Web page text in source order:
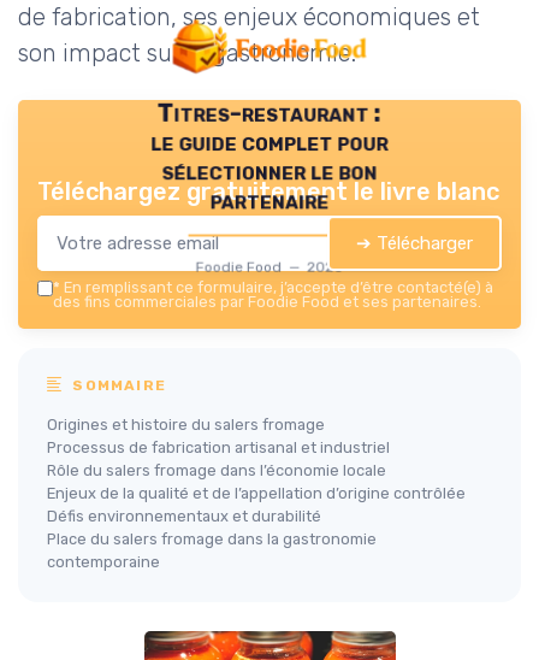
de fabrication, ses enjeux économiques et
son impact sur la gastronomie.
Titres-restaurant :
le guide complet pour
sélectionner le bon
partenaire
Foodie Food — 2026
Téléchargez gratuitement le livre blanc
➔ Télécharger
* En remplissant ce formulaire, j’accepte d’être contacté(e) à
des fins commerciales par Foodie Food et ses partenaires.
SOMMAIRE
Origines et histoire du salers fromage
Processus de fabrication artisanal et industriel
Rôle du salers fromage dans l’économie locale
Enjeux de la qualité et de l’appellation d’origine contrôlée
Défis environnementaux et durabilité
Place du salers fromage dans la gastronomie
contemporaine